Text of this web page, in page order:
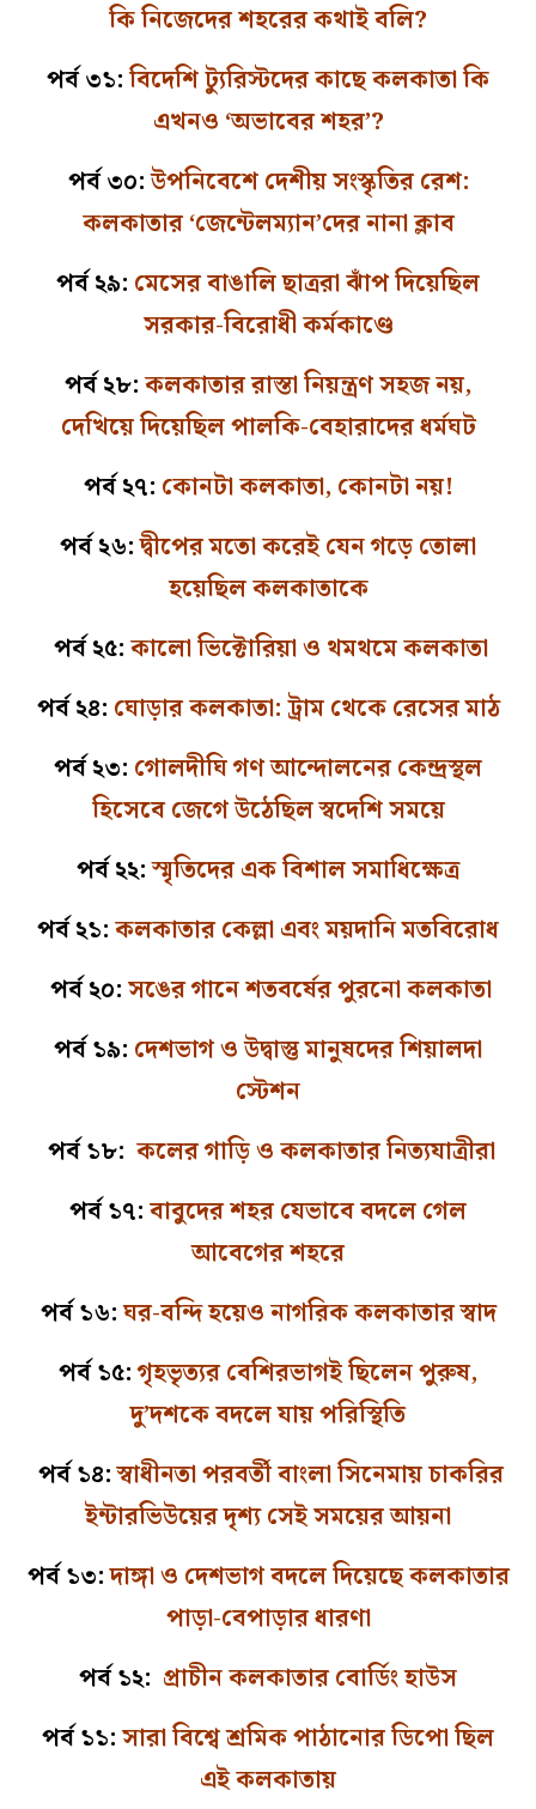
কি নিজেদের শহরের কথাই বলি?
পর্ব ৩১:বিদেশি ট্যুরিস্টদের কাছে কলকাতা কি
এখনও ‘অভাবের শহর’?
পর্ব ৩০:উপনিবেশে দেশীয় সংস্কৃতির রেশ:
কলকাতার ‘জেন্টেলম্যান’দের নানা ক্লাব
পর্ব ২৯: মেসের বাঙালি ছাত্ররা ঝাঁপ দিয়েছিল
সরকার-বিরোধী কর্মকাণ্ডে
পর্ব ২৮:কলকাতার রাস্তা নিয়ন্ত্রণ সহজ নয়,
দেখিয়ে দিয়েছিল পালকি-বেহারাদের ধর্মঘট
পর্ব ২৭: কোনটা কলকাতা, কোনটা নয়!
পর্ব ২৬:দ্বীপের মতো করেই যেন গড়ে তোলা
হয়েছিল কলকাতাকে
পর্ব ২৫:কালো ভিক্টোরিয়া ও থমথমে কলকাতা
পর্ব ২৪: ঘোড়ার কলকাতা: ট্রাম থেকে রেসের মাঠ
পর্ব ২৩: গোলদীঘি গণ আন্দোলনের কেন্দ্রস্থল
হিসেবে জেগে উঠেছিল স্বদেশি সময়ে
পর্ব ২২:স্মৃতিদের এক বিশাল সমাধিক্ষেত্র
পর্ব ২১:কলকাতার কেল্লা এবং ময়দানি মতবিরোধ
পর্ব ২০:সঙের গানে শতবর্ষের পুরনো কলকাতা
পর্ব ১৯: দেশভাগ ও উদ্বাস্তু মানুষদের শিয়ালদা
স্টেশন
পর্ব ১৮: কলের গাড়ি ও কলকাতার নিত্যযাত্রীরা
পর্ব ১৭:বাবুদের শহর যেভাবে বদলে গেল
আবেগের শহরে
পর্ব ১৬:ঘর-বন্দি হয়েও নাগরিক কলকাতার স্বাদ
পর্ব ১৫:গৃহভৃত্যর বেশিরভাগই ছিলেন পুরুষ,
দু’দশকে বদলে যায় পরিস্থিতি
পর্ব ১৪:স্বাধীনতা পরবর্তী বাংলা সিনেমায় চাকরির
ইন্টারভিউয়ের দৃশ্য সেই সময়ের আয়না
পর্ব ১৩:দাঙ্গা ও দেশভাগ বদলে দিয়েছে কলকাতার
পাড়া-বেপাড়ার ধারণা
পর্ব ১২: প্রাচীন কলকাতার বোর্ডিং হাউস
পর্ব ১১:সারা বিশ্বে শ্রমিক পাঠানোর ডিপো ছিল
এই কলকাতায়